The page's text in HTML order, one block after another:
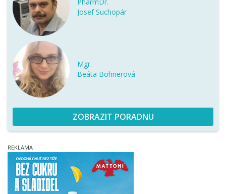
Josef Suchopár
Mgr.
Beáta Bohnerová
ZOBRAZIT PORADNU